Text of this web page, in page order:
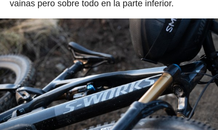
vainas pero sobre todo en la parte inferior.